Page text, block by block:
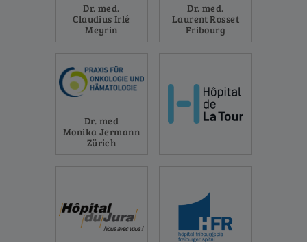
Dr. med.
Claudius Irlé
Meyrin
Dr. med.
Laurent Rosset
Fribourg
Dr. med
Monika Jermann
Zürich